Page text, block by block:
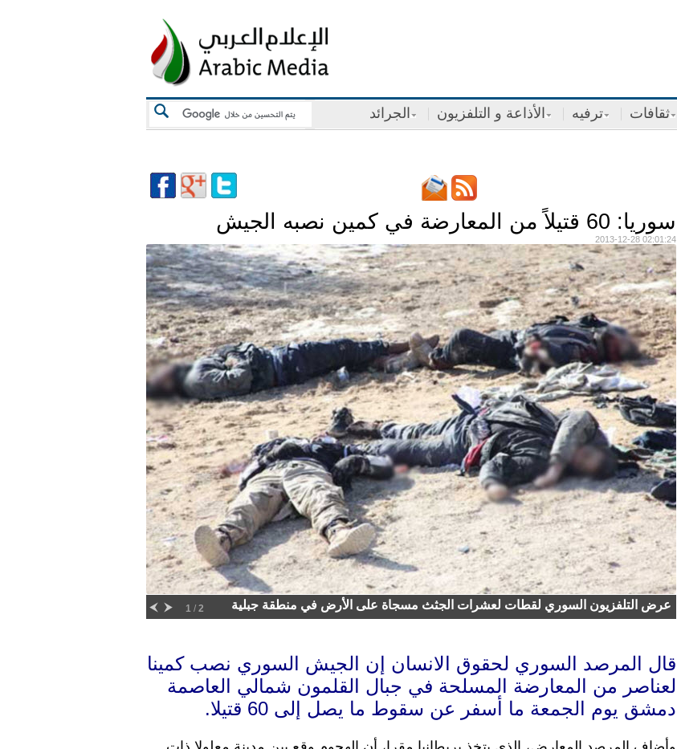
ثقافات ترفيه الأذاعة و التلفزيون الجرائد
سوريا: 60 قتيلاً من المعارضة في كمين نصبه الجيش
2013-12-28 02:01:24
1 / 2 عرض التلفزيون السوري لقطات لعشرات الجثث مسجاة على الأرض في منطقة جبلية
قال المرصد السوري لحقوق الانسان إن الجيش السوري نصب كمينا
لعناصر من المعارضة المسلحة في جبال القلمون شمالي العاصمة
دمشق يوم الجمعة ما أسفر عن سقوط ما يصل إلى 60 قتيلا.